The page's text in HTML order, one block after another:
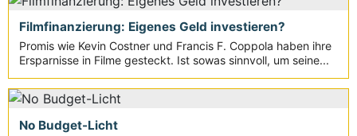
Filmfinanzierung: Eigenes Geld investieren?
Promis wie Kevin Costner und Francis F. Coppola haben ihre
Ersparnisse in Filme gesteckt. Ist sowas sinnvoll, um seine...
No Budget-Licht